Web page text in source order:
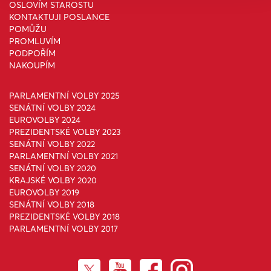
OSLOVÍM STAROSTU
KONTAKTUJI POSLANCE
POMŮŽU
PROMLUVÍM
PODPOŘÍM
NAKOUPÍM
PARLAMENTNÍ VOLBY 2025
SENÁTNÍ VOLBY 2024
EUROVOLBY 2024
PREZIDENTSKÉ VOLBY 2023
SENÁTNÍ VOLBY 2022
PARLAMENTNÍ VOLBY 2021
SENÁTNÍ VOLBY 2020
KRAJSKÉ VOLBY 2020
EUROVOLBY 2019
SENÁTNÍ VOLBY 2018
PREZIDENTSKÉ VOLBY 2018
PARLAMENTNÍ VOLBY 2017